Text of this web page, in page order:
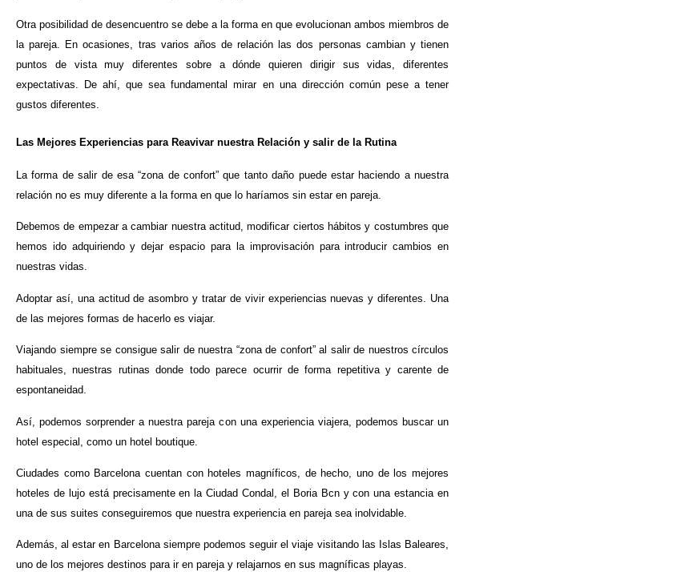
Otra posibilidad de desencuentro se debe a la forma en que evolucionan ambos miembros de
la pareja. En ocasiones, tras varios años de relación las dos personas cambian y tienen
puntos de vista muy diferentes sobre a dónde quieren dirigir sus vidas, diferentes
expectativas. De ahí, que sea fundamental mirar en una dirección común pese a tener
gustos diferentes.
Las Mejores Experiencias para Reavivar nuestra Relación y salir de la Rutina
La forma de salir de esa “zona de confort” que tanto daño puede estar haciendo a nuestra
relación no es muy diferente a la forma en que lo haríamos sin estar en pareja.
Debemos de empezar a cambiar nuestra actitud, modificar ciertos hábitos y costumbres que
hemos ido adquiriendo y dejar espacio para la improvisación para introducir cambios en
nuestras vidas.
Adoptar así, una actitud de asombro y tratar de vivir experiencias nuevas y diferentes. Una
de las mejores formas de hacerlo es viajar.
Viajando siempre se consigue salir de nuestra “zona de confort” al salir de nuestros círculos
habituales, nuestras rutinas donde todo parece ocurrir de forma repetitiva y carente de
espontaneidad.
Así, podemos sorprender a nuestra pareja con una experiencia viajera, podemos buscar un
hotel especial, como un hotel boutique.
Ciudades como Barcelona cuentan con hoteles magníficos, de hecho, uno de los mejores
hoteles de lujo está precisamente en la Ciudad Condal, el Boria Bcny con una estancia en
una de sus suites conseguiremos que nuestra experiencia en pareja sea inolvidable.
Además, al estar en Barcelona siempre podemos seguir el viaje visitando las Islas Baleares,
uno de los mejores destinos para ir en pareja y relajarnos en sus magníficas playas.